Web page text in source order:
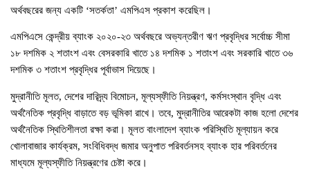
অর্থবছরের জন্য একটি ‘সতর্কতা’ এমপিএস প্রকাশ করেছিল।
এমপিএসে কেন্দ্রীয় ব্যাংক ২০২০-২৩ অর্থবছরে অভ্যন্তরীণ ঋণ প্রবৃদ্ধির সর্বোচ্চ সীমা
১৮ দশমিক ২ শতাংশ এবং বেসরকারি খাতে ১৪ দশমিক ১ শতাংশ এবং সরকারি খাতে ৩৬
দশমিক ৩ শতাংশ প্রবৃদ্ধির পূর্বাভাস দিয়েছে।
মুদ্রানীতি মূলত, দেশের দারিদ্র্য বিমোচন, মূল্যস্ফীতি নিয়ন্ত্রণ, কর্মসংস্থান বৃদ্ধি এবং
অর্থনৈতিক প্রবৃদ্ধি বাড়াতে বড় ভূমিকা রাখে। তবে, মুদ্রানীতির আরেকটা কাজ হলো দেশের
অর্থনৈতিক স্থিতিশীলতা রক্ষা করা। মূলত বাংলাদেশ ব্যাংক পরিস্থিতি মূল্যায়ন করে
খোলাবাজার কার্যক্রম, সংবিধিবদ্ধ জমার অনুপাত পরিবর্তনসহ ব্যাংক হার পরিবর্তনের
মাধ্যমে মূল্যস্ফীতি নিয়ন্ত্রণের চেষ্টা করে।